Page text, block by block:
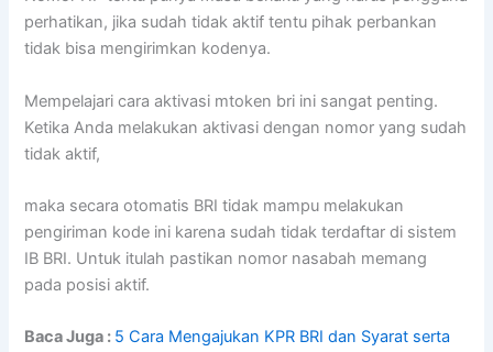
perhatikan, jika sudah tidak aktif tentu pihak perbankan
tidak bisa mengirimkan kodenya.
Mempelajari cara aktivasi mtoken bri ini sangat penting.
Ketika Anda melakukan aktivasi dengan nomor yang sudah
tidak aktif,
maka secara otomatis BRI tidak mampu melakukan
pengiriman kode ini karena sudah tidak terdaftar di sistem
IB BRI. Untuk itulah pastikan nomor nasabah memang
pada posisi aktif.
Baca Juga : 5 Cara Mengajukan KPR BRI dan Syarat serta